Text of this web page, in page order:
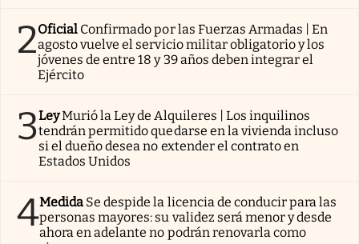
2Oficial Confirmado por las Fuerzas Armadas | En
agosto vuelve el servicio militar obligatorio y los
jóvenes de entre 18 y 39 años deben integrar el
Ejército
3LeyMurió la Ley de Alquileres | Los inquilinos
tendrán permitido quedarse en la vivienda incluso
si el dueño desea no extender el contrato en
Estados Unidos
4Medida Se despide la licencia de conducir para las
personas mayores: su validez será menor y desde
ahora en adelante no podrán renovarla como